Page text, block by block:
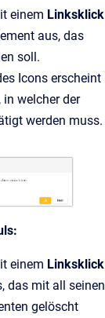
einem Linksklick
aus, das
soll.
Icons erscheint
welcher der
werden muss.
einem Linksklick
das mit all seinen
gelöscht